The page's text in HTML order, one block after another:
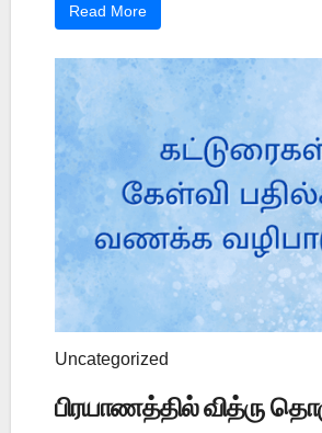
Read More
Uncategorized
பிரயாணத்தில் வித்ரு